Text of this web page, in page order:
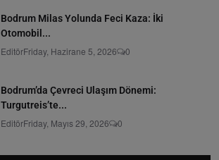
Bodrum Milas Yolunda Feci Kaza: İki
Otomobil...
EditörFriday, Hazirane 5, 2026 0
Bodrum’da Çevreci Ulaşım Dönemi:
Turgutreis’te...
EditörFriday, Mayıs 29, 2026 0